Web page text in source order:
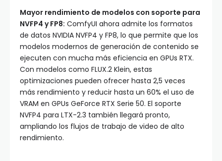
Mayor rendimiento de modelos con soporte para
NVFP4 y FP8: ComfyUI ahora admite los formatos
de datos NVIDIA NVFP4 y FP8, lo que permite que los
modelos modernos de generación de contenido se
ejecuten con mucha más eficiencia en GPUs RTX.
Con modelos como FLUX.2 Klein, estas
optimizaciones pueden ofrecer hasta 2,5 veces
más rendimiento y reducir hasta un 60% el uso de
VRAM en GPUs GeForce RTX Serie 50. El soporte
NVFP4 para LTX-2.3 también llegará pronto,
ampliando los flujos de trabajo de video de alto
rendimiento.